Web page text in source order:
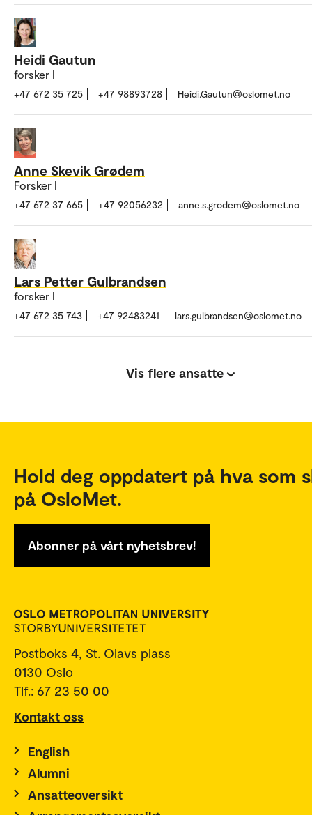
Heidi Gautun
forsker I
+47 672 35 725 +47 98893728 Heidi.Gautun@oslomet.no
Anne Skevik Grødem
Forsker I
+47 672 37 665 +47 92056232 anne.s.grodem@oslomet.no
Lars Petter Gulbrandsen
forsker I
+47 672 35 743 +47 92483241 lars.gulbrandsen@oslomet.no
Vis flere ansatte
Hold deg oppdatert på hva som
på OsloMet.
Abonner på vårt nyhetsbrev!
Postboks 4, St. Olavs plass
0130 Oslo
Tlf.: 67 23 50 00
Kontakt oss
English
Alumni
Ansatteoversikt